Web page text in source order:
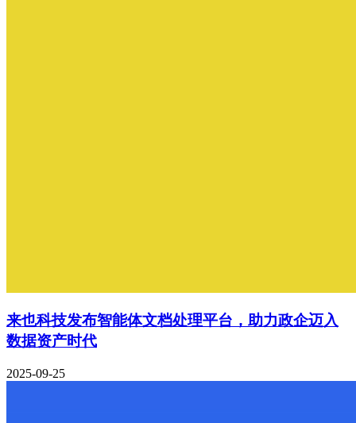
来也科技发布智能体文档处理平台，助力政企迈入
数据资产时代
2025-09-25